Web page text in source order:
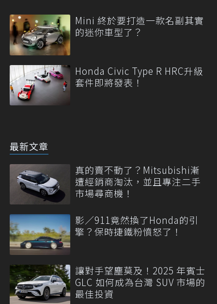
Mini 終於要打造一款名副其實
的迷你車型了？
Honda Civic Type R HRC升級
套件即將發表！
最新文章
真的賣不動了？Mitsubishi漸
遭經銷商淘汰，並且專注二手
市場尋商機！
影／911竟然換了Honda的引
擎？保時捷鐵粉憤怒了！
讓對手望塵莫及！2025 年賓士
GLC 如何成為台灣 SUV 市場的
最佳投資